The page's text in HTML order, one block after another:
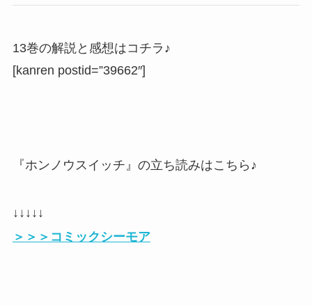
13巻の解説と感想はコチラ♪
[kanren postid=”39662″]
『ホンノウスイッチ』の立ち読みはこちら♪
↓↓↓↓↓
＞＞＞コミックシーモア